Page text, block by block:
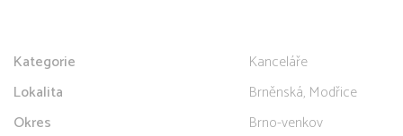
Kategorie
Kanceláře
Lokalita
Brněnská, Modřice
Okres
Brno-venkov